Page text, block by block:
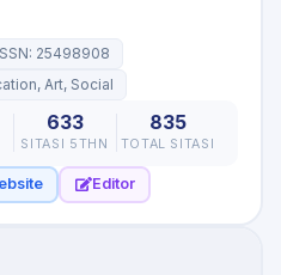
25498908
Art, Social
633
SITASI 5THN
835
TOTAL SITASI
Editor